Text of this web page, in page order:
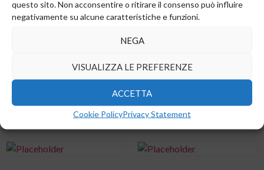
questo sito. Non acconsentire o ritirare il consenso può influire
negativamente su alcune caratteristiche e funzioni.
NEGA
VISUALIZZA LE PREFERENZE
ACCETTA
Cookie PolicyPrivacy Statement
0,00€
Add to cart
50V 0402
0,00€
Add to cart